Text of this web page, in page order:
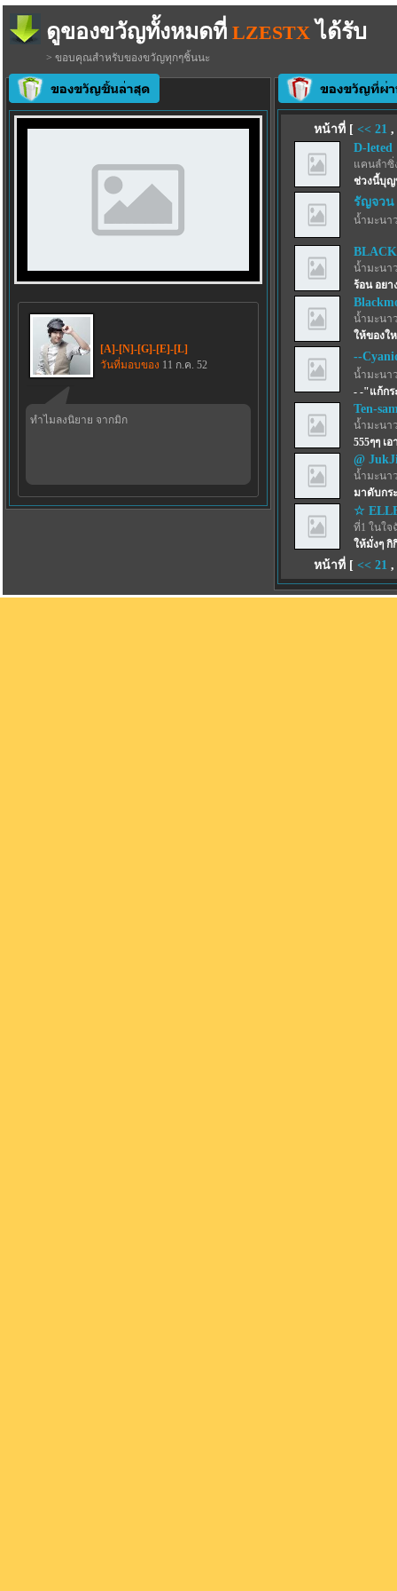
ดูของขวัญทั้งหมดที่ LZESTX ได้รับ
> ขอบคุณสำหรับของขวัญทุกๆชิ้นนะ
[A]-[N]-[G]-[E]-[L]
วันที่มอบของ 11 ก.ค. 52
ทำไมลงนิยาย จากมิก
หน้าที่ [ << 21 ,
D-leted
แคนลำซิ่
ช่วงนี้บุญ
รัญจวน
น้ำมะนา
น้ำมะนา
ร้อน อยา
น้ำมะนา
ให้ของใ
--
น้ำมะนา
- -"แก้กร
Ten-
น้ำมะนา
555ๆๆ เ
@
น้ำมะนา
มาดับกร
☆
ที่1 ในใจ
ให้มั่งๆ กิ
หน้าที่ [ << 21 ,